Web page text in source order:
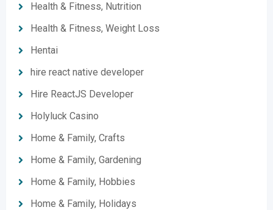
Health & Fitness, Nutrition
Health & Fitness, Weight Loss
Hentai
hire react native developer
Hire ReactJS Developer
Holyluck Casino
Home & Family, Crafts
Home & Family, Gardening
Home & Family, Hobbies
Home & Family, Holidays